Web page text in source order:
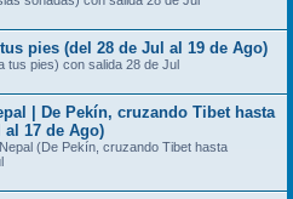
pies (del 28 de Jul al 19 de Ago)
tus pies) con salida 28 de Jul
| De Pekín, cruzando Tibet hasta
al 17 de Ago)
(De Pekín, cruzando Tibet hasta